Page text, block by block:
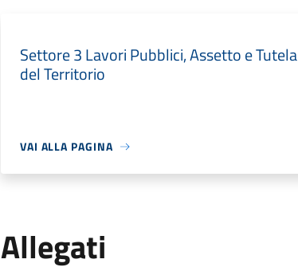
Settore 3 Lavori Pubblici, Assetto e Tutela
del Territorio
VAI ALLA PAGINA
Allegati